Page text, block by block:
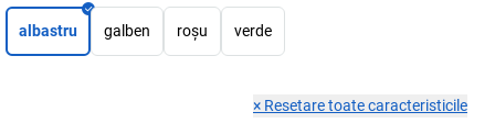
albastru galben roșu verde
× Resetare toate caracteristicile